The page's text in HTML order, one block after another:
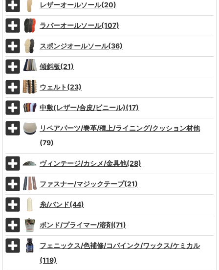
レザーオールソール(20)
ラバーオールソール(107)
スポンジオールソール(36)
傾斜板(21)
ウェルト(23)
中敷(レザー/合皮/ビニール)(17)
リペアパーツ/巻革/積上/ライニング/クッション材他
(79)
ヴィンテージ/カシメ/金具他(28)
ファスナー/マジックテープ(21)
糸/バンド(44)
ボンド/プライマー/溶剤(71)
フェニックス/色補修/コバインク/ワックス/ケミカル
(119)